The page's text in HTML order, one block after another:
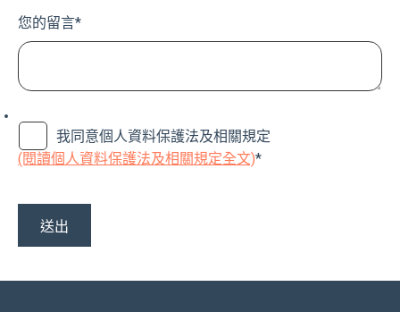
您的留言*
我同意個人資料保護法及相關規定
(閱讀個人資料保護法及相關規定全文)*